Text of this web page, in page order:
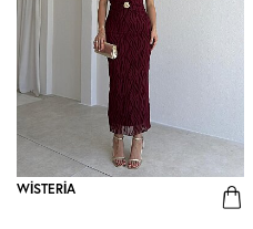
WİSTERİA